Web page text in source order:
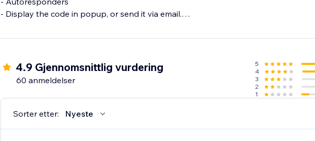
- Display the code in popup, or send it via email.
- Various smart triggers such as scroll depth and exit intent / exit popup.
4.9 Gjennomsnittlig vurdering
60 anmeldelser
5
4
3
2
1
Sorter etter: Nyeste